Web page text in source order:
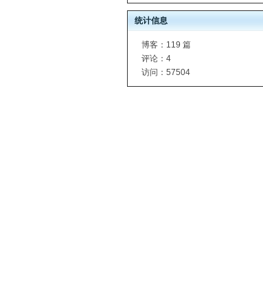
统计信息
博客： 119 篇
评论： 4
访问： 57504